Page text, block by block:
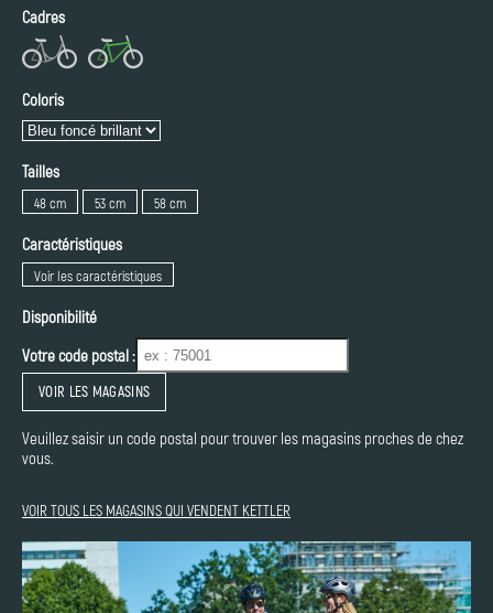
Cadres
Coloris
Tailles
48 cm 53 cm 58 cm
Caractéristiques
Voir les caractéristiques
Disponibilité
Votre code postal :
VOIR LES MAGASINS
Veuillez saisir un code postal pour trouver les magasins proches de chez
vous.
VOIR TOUS LES MAGASINS QUI VENDENT KETTLER